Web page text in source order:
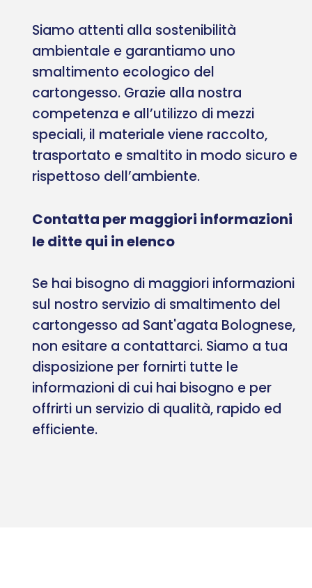
Siamo attenti alla sostenibilità
ambientale e garantiamo uno
smaltimento ecologico del
cartongesso. Grazie alla nostra
competenza e all’utilizzo di mezzi
speciali, il materiale viene raccolto,
trasportato e smaltito in modo sicuro e
rispettoso dell’ambiente.
Contatta per maggiori informazioni
le ditte qui in elenco
Se hai bisogno di maggiori informazioni
sul nostro servizio di smaltimento del
cartongesso ad Sant'agata Bolognese,
non esitare a contattarci. Siamo a tua
disposizione per fornirti tutte le
informazioni di cui hai bisogno e per
offrirti un servizio di qualità, rapido ed
efficiente.